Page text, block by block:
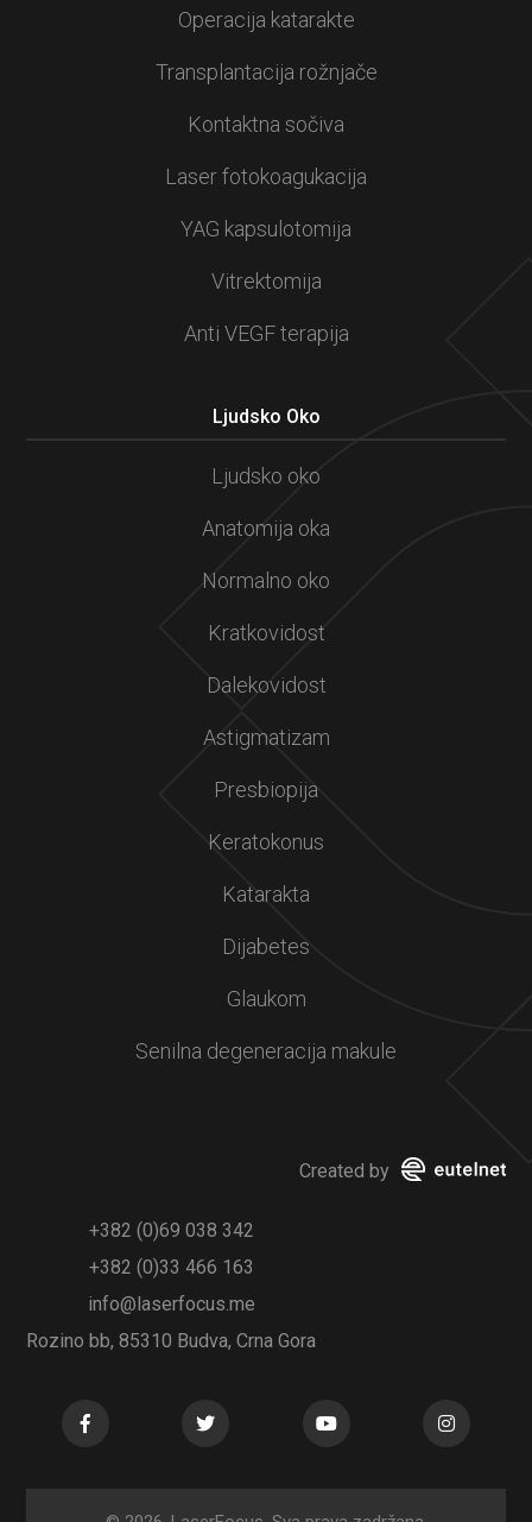
Operacija katarakte
Transplantacija rožnjače
Kontaktna sočiva
Laser fotokoagukacija
YAG kapsulotomija
Vitrektomija
Anti VEGF terapija
Ljudsko Oko
Ljudsko oko
Anatomija oka
Normalno oko
Kratkovidost
Dalekovidost
Astigmatizam
Presbiopija
Keratokonus
Katarakta
Dijabetes
Glaukom
Senilna degeneracija makule
Created by
+382 (0)69 038 342
+382 (0)33 466 163
info@laserfocus.me
Rozino bb, 85310 Budva, Crna Gora